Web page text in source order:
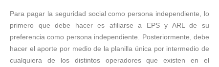
Para pagar la seguridad social como persona independiente, lo
primero que debe hacer es afiliarse a EPS y ARL de su
preferencia como persona independiente. Posteriormente, debe
hacer el aporte por medio de la planilla única por intermedio de
cualquiera de los distintos operadores que existen en el